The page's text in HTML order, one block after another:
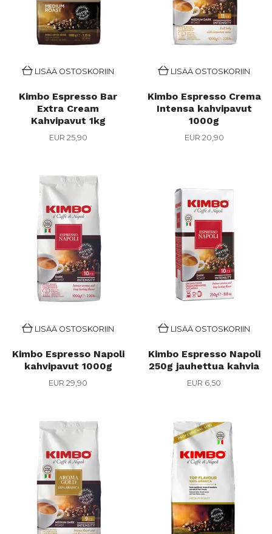
LISÄÄ OSTOSKORIIN
Kimbo Espresso Bar
Extra Cream
Kahvipavut 1kg
EUR 25,90
LISÄÄ OSTOSKORIIN
Kimbo Espresso Crema
Intensa kahvipavut
1000g
EUR 20,90
LISÄÄ OSTOSKORIIN
Kimbo Espresso Napoli
kahvipavut 1000g
EUR 29,90
LISÄÄ OSTOSKORIIN
Kimbo Espresso Napoli
250g jauhettua kahvia
EUR 6,50